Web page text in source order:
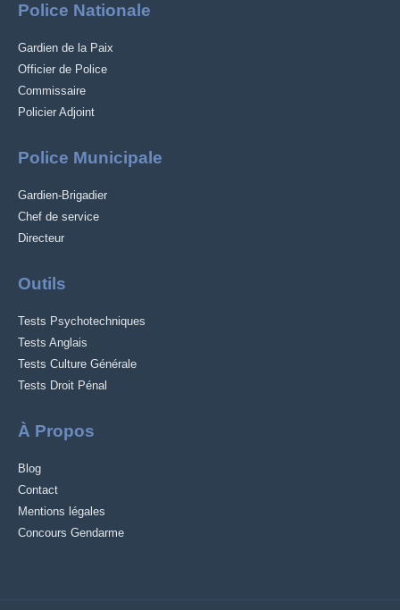
Police Nationale
Gardien de la Paix
Officier de Police
Commissaire
Policier Adjoint
Police Municipale
Gardien-Brigadier
Chef de service
Directeur
Outils
Tests Psychotechniques
Tests Anglais
Tests Culture Générale
Tests Droit Pénal
À Propos
Blog
Contact
Mentions légales
Concours Gendarme